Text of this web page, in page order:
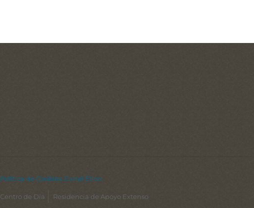
Política de Cookies. Canal Ético.
Centro de Día Residencia de Apoyo Extenso